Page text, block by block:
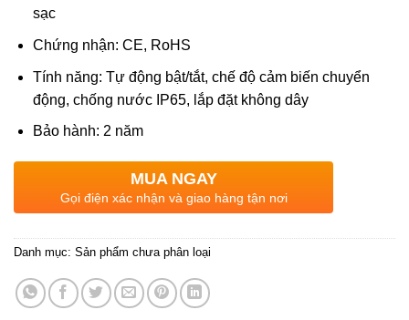
sạc
Chứng nhận: CE, RoHS
Tính năng: Tự động bật/tắt, chế độ cảm biến chuyển
động, chống nước IP65, lắp đặt không dây
Bảo hành: 2 năm
MUA NGAY
Gọi điện xác nhận và giao hàng tận nơi
Danh mục: Sản phẩm chưa phân loại